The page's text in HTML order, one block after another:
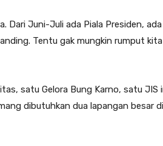
Dari Juni-Juli ada Piala Presiden, ada
Tentu gak mungkin rumput kita
satu Gelora Bung Karno, satu JIS
dibutuhkan dua lapangan besar di